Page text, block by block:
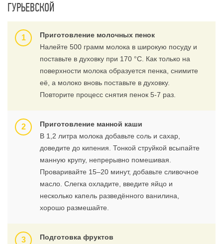
ГУРЬЕВСКОЙ
Приготовление молочных пенок
Налейте 500 грамм молока в широкую посуду и
поставьте в духовку при 170 °С. Как только на
поверхности молока образуется пенка, снимите
её, а молоко вновь поставьте в духовку.
Повторите процесс снятия пенок 5-7 раз.
Приготовление манной каши
В 1,2 литра молока добавьте соль и сахар,
доведите до кипения. Тонкой струйкой всыпайте
манную крупу, непрерывно помешивая.
Проваривайте 15–20 минут, добавьте сливочное
масло. Слегка охладите, введите яйцо и
несколько капель разведённого ванилина,
хорошо размешайте.
Подготовка фруктов